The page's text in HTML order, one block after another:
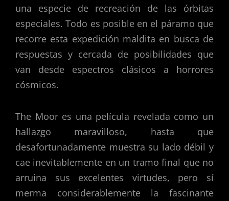
una especie de recreación de las órbitas
especiales. Todo es posible en el páramo que
recorre esta expedición maldita en busca de
respuestas y cercada de posibilidades que
van desde espectros clásicos a horrores
cósmicos.
The Moor es una película revelada como un
hallazgo maravilloso, hasta que
desafortunadamente muestra su lado débil y
cae inevitablemente en un tramo final que no
arruina sus excelentes virtudes, pero sí
merma considerablemente la fascinante